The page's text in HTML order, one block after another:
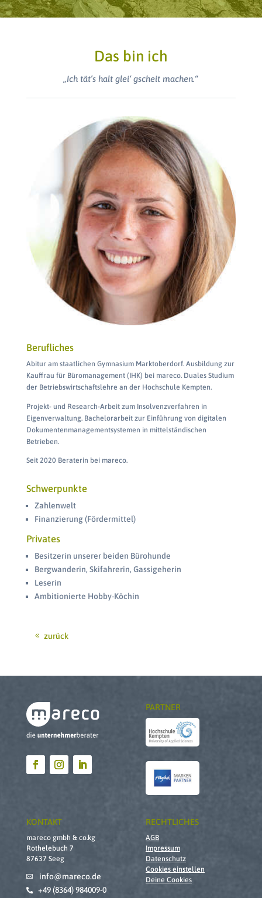
Das bin ich
„Ich tät’s halt glei‘ gscheit machen.“
Berufliches
Abitur am staatlichen Gymnasium Marktoberdorf. Ausbildung zur
Kauffrau für Büromanagement (IHK) bei mareco. Duales Studium
der Betriebswirtschaftslehre an der Hochschule Kempten.
Projekt- und Research-Arbeit zum Insolvenzverfahren in
Eigenverwaltung. Bachelorarbeit zur Einführung von digitalen
Dokumentenmanagementsystemen in mittelständischen
Betrieben.
Seit 2020 Beraterin bei mareco.
Schwerpunkte
Zahlenwelt
Finanzierung (Fördermittel)
Privates
Besitzerin unserer beiden Bürohunde
Bergwanderin, Skifahrerin, Gassigeherin
Leserin
Ambitionierte Hobby-Köchin
zurück
KONTAKT
mareco gmbh & co.kg
Rothelebuch 7
87637 Seeg
 info@mareco.de
 +49 (8364) 984009-0
RECHTLICHES
AGB
Impressum
Datenschutz
Cookies einstellen
Deine Cookies
PARTNER